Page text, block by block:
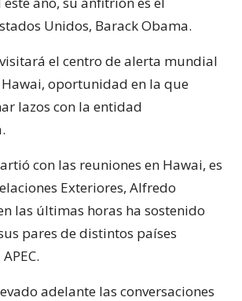
Unidos, Barack Obama.
el centro de alerta mundial
oportunidad en la que
lazos con la entidad
con las reuniones en Hawai, es
Exteriores, Alfredo
las últimas horas ha sostenido
pares de distintos países
adelante las conversaciones